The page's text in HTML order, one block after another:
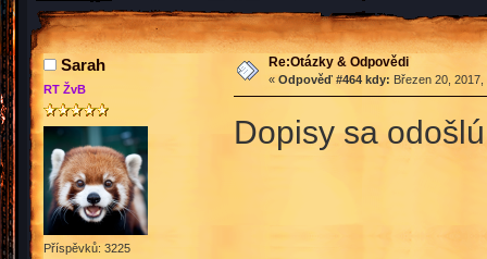
Sarah
RT ŽvB
Příspěvků: 3225
Re:Otázky & Odpovědi
« Odpověď #464 kdy: Březen 20,
Dopisy sa